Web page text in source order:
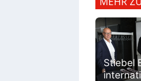
Stiebel